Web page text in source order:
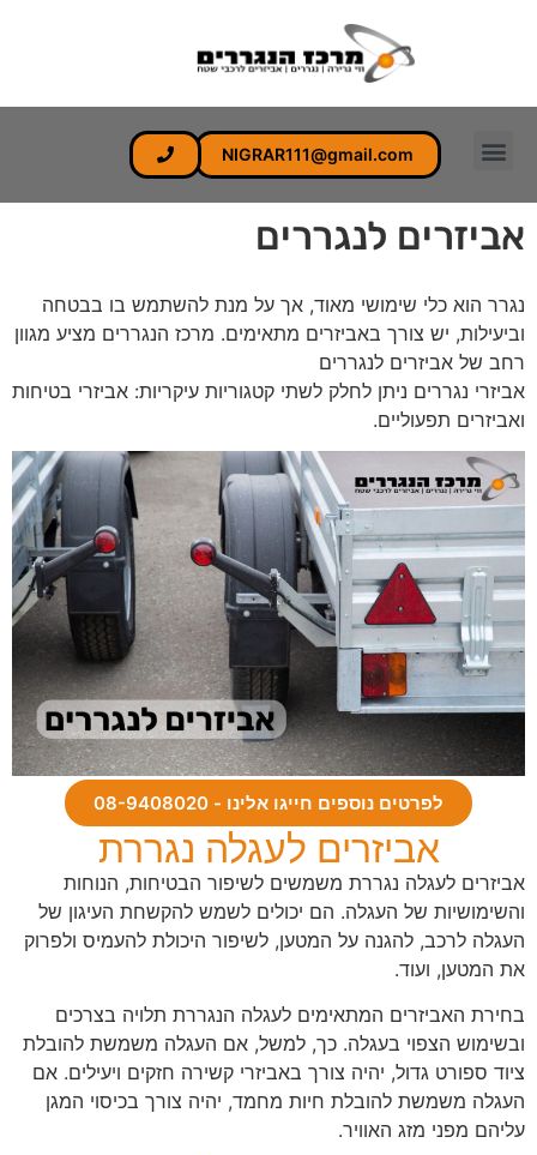
NIGRAR111@gmail.com
אביזרים לנגררים
נגרר הוא כלי שימושי מאוד, אך על מנת להשתמש בו בבטחה
וביעילות, יש צורך באביזרים מתאימים. מרכז הנגררים מציע מגוון
רחב של אביזרים לנגררים
אביזרי נגררים ניתן לחלק לשתי קטגוריות עיקריות: אביזרי בטיחות
ואביזרים תפעוליים.
לפרטים נוספים חייגו אלינו - 08-9408020
אביזרים לעגלה נגררת
אביזרים לעגלה נגררת משמשים לשיפור הבטיחות, הנוחות
והשימושיות של העגלה. הם יכולים לשמש להקשחת העיגון של
העגלה לרכב, להגנה על המטען, לשיפור היכולת להעמיס ולפרוק
את המטען, ועוד.
בחירת האביזרים המתאימים לעגלה הנגררת תלויה בצרכים
ובשימוש הצפוי בעגלה. כך, למשל, אם העגלה משמשת להובלת
ציוד ספורט גדול, יהיה צורך באביזרי קשירה חזקים ויעילים. אם
העגלה משמשת להובלת חיות מחמד, יהיה צורך בכיסוי המגן
עליהם מפני מזג האוויר.